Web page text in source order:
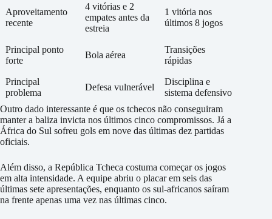
Aproveitamento
recente
4 vitórias e 2
empates antes da
estreia
1 vitória nos
últimos 8 jogos
Principal ponto
forte
Bola aérea
Transições
rápidas
Principal
problema
Defesa vulnerável
Disciplina e
sistema defensivo
Outro dado interessante é que os tchecos não conseguiram
manter a baliza invicta nos últimos cinco compromissos. Já a
África do Sul sofreu gols em nove das últimas dez partidas
oficiais.
Além disso, a República Tcheca costuma começar os jogos
em alta intensidade. A equipe abriu o placar em seis das
últimas sete apresentações, enquanto os sul-africanos saíram
na frente apenas uma vez nas últimas cinco.